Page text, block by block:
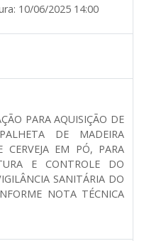
10/06/2025 14:00
PARA AQUISIÇÃO DE
DE MADEIRA
CERVEJA EM PÓ, PARA
E CONTROLE DO
SANITÁRIA DO
NOTA TÉCNICA